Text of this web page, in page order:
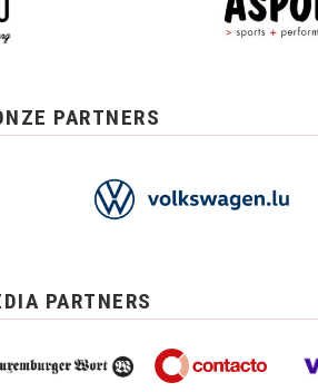
PARTNERS
PARTNERS